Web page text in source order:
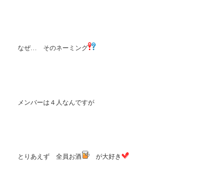
なぜ… そのネーミング
メンバーは４人なんですが
とりあえず 全員お酒 が大好き